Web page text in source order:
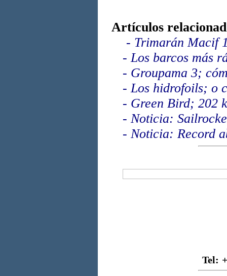
Artículos
- Trimarán Macif
-Los barcos más
- Groupama 3;
-Los hidrofoils; o
- Green Bird; 202
- Noticia:
- Noticia: Record
Tel: